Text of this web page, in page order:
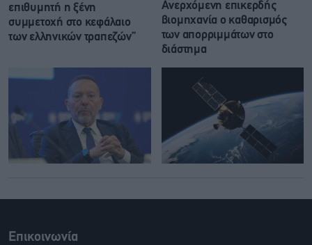
επιθυμητή η ξένη
συμμετοχή στο κεφάλαιο
των ελληνικών τραπεζών”
Ανερχόμενη επικερδής
βιομηχανία ο καθαρισμός
των απορριμμάτων στο
διάστημα
Επικοινωνία